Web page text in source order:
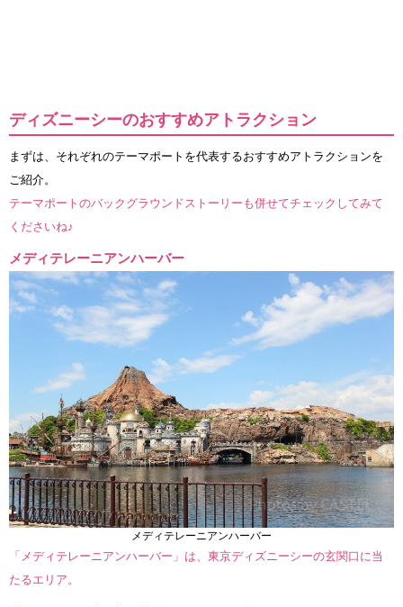
ディズニーシーのおすすめアトラクション
まずは、それぞれのテーマポートを代表するおすすめアトラクションを
ご紹介。
テーマポートのバックグラウンドストーリーも併せてチェックしてみて
くださいね♪
メディテレーニアンハーバー
メディテレーニアンハーバー
「メディテレーニアンハーバー」は、東京ディズニーシーの玄関口に当
たるエリア。